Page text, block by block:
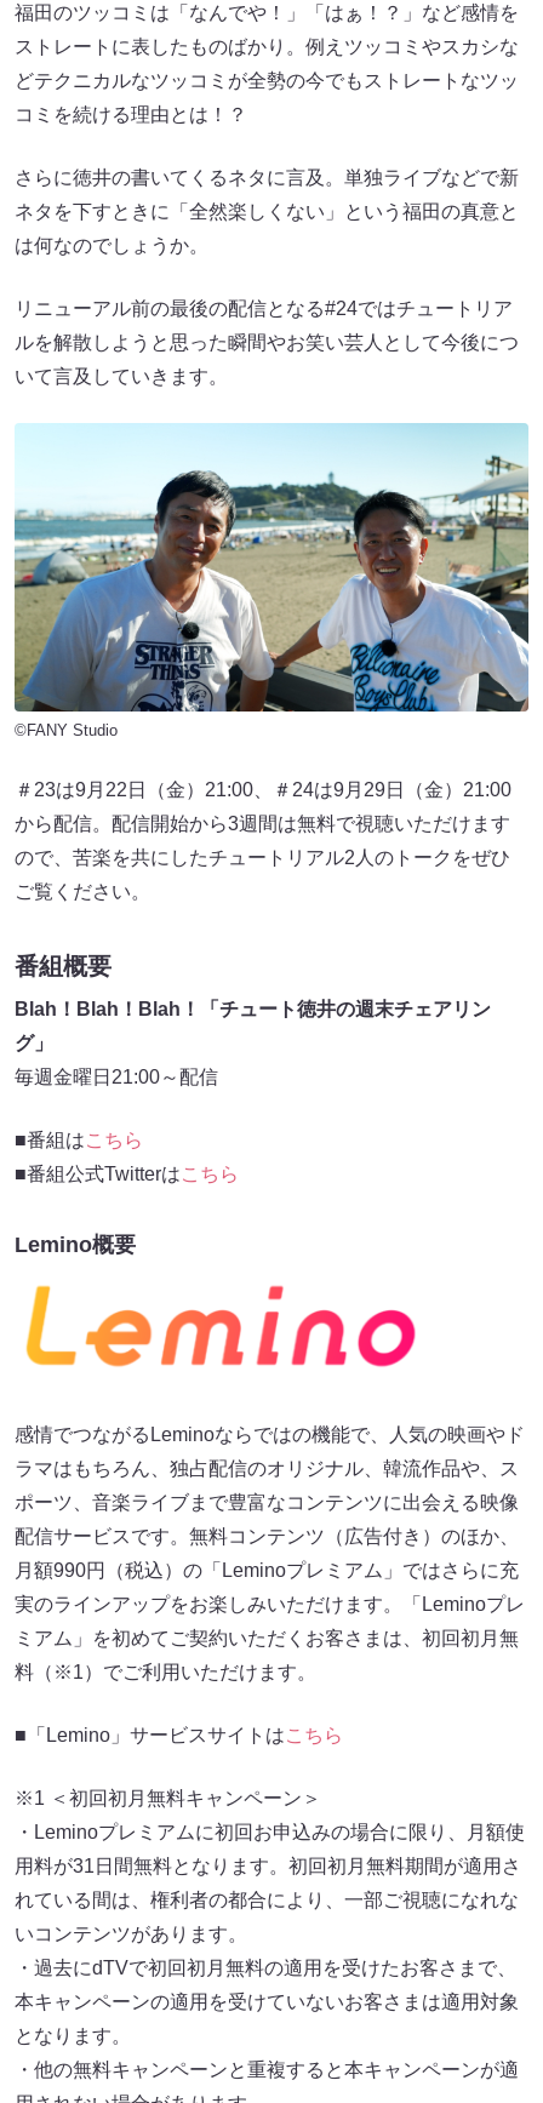
福田のツッコミは「なんでや！」「はぁ！？」など感情を
ストレートに表したものばかり。例えツッコミやスカシな
どテクニカルなツッコミが全勢の今でもストレートなツッ
コミを続ける理由とは！？
さらに徳井の書いてくるネタに言及。単独ライブなどで新
ネタを下すときに「全然楽しくない」という福田の真意と
は何なのでしょうか。
リニューアル前の最後の配信となる#24ではチュートリア
ルを解散しようと思った瞬間やお笑い芸人として今後につ
いて言及していきます。
©FANY Studio
＃23は9月22日（金）21:00、＃24は9月29日（金）21:00
から配信。配信開始から3週間は無料で視聴いただけます
ので、苦楽を共にしたチュートリアル2人のトークをぜひ
ご覧ください。
番組概要
Blah！Blah！Blah！「チュート徳井の週末チェアリン
グ」
毎週金曜日21:00～配信
■番組はこちら
■番組公式Twitterはこちら
Lemino概要
感情でつながるLeminoならではの機能で、人気の映画やド
ラマはもちろん、独占配信のオリジナル、韓流作品や、ス
ポーツ、音楽ライブまで豊富なコンテンツに出会える映像
配信サービスです。無料コンテンツ（広告付き）のほか、
月額990円（税込）の「Leminoプレミアム」ではさらに充
実のラインアップをお楽しみいただけます。「Leminoプレ
ミアム」を初めてご契約いただくお客さまは、初回初月無
料（※1）でご利用いただけます。
■「Lemino」サービスサイトはこちら
※1 ＜初回初月無料キャンペーン＞
・Leminoプレミアムに初回お申込みの場合に限り、月額使
用料が31日間無料となります。初回初月無料期間が適用さ
れている間は、権利者の都合により、一部ご視聴になれな
いコンテンツがあります。
・過去にdTVで初回初月無料の適用を受けたお客さまで、
本キャンペーンの適用を受けていないお客さまは適用対象
となります。
・他の無料キャンペーンと重複すると本キャンペーンが適